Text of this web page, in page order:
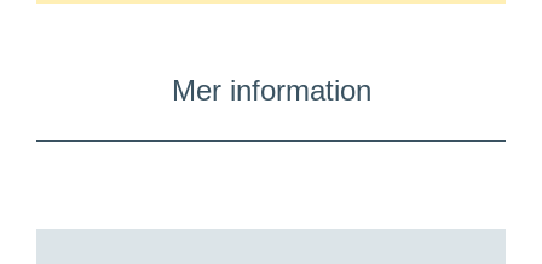
Mer information